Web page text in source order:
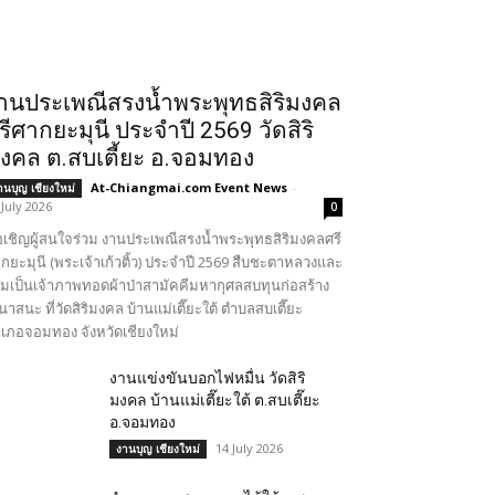
นประเพณีสรงน้ำพระพุทธสิริมงคล
ศากยะมุนี ประจำปี 2569 วัดสิริ
คล ต.สบเตี้ยะ อ.จอมทอง
นบุญ เชียงใหม่ At-Chiangmai.com Event News -
2026
0
ชิญผู้สนใจร่วม งานประเพณีสรงน้ำพระพุทธสิริมงคลศรี
ยะมุนี (พระเจ้าเก้วติ้ว) ประจำปี 2569 สืบชะตาหลวงและ
เป็นเจ้าภาพทอดผ้าป่าสามัคคีมหากุศลสบทุนก่อสร้าง
าสนะ ที่วัดสิริมงคล บ้านแม่เตี๊ยะใต้ ตำบลสบเตี๊ยะ
ภอจอมทอง จังหวัดเชียงใหม่
งานแข่งขันบอกไฟหมื่น วัดสิริ
มงคล บ้านแม่เตี๊ยะใต้ ต.สบเตี๊ยะ
อ.จอมทอง
งานบุญ เชียงใหม่ 14 July 2026